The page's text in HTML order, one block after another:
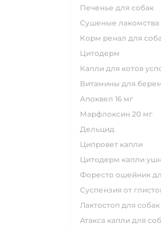
печенье для собак
сушеные
корм ренал для
цитодерм
капли для котов
витамины для
апоквел 16 мг
марфлоксин 20 мг
дельцид
ципровет капли
цитодерм капли
форесто ошейник
суспензия от
лактостоп для собак
атакса капли для